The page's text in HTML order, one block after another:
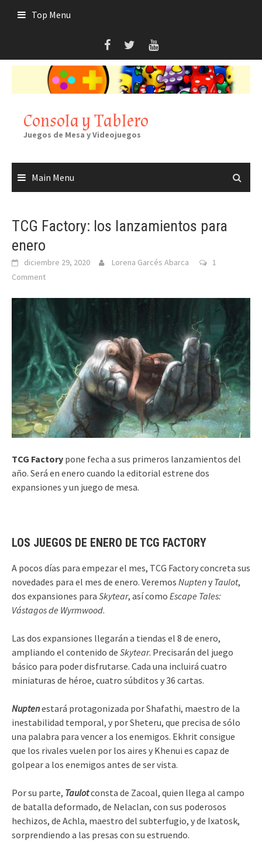
Top Menu
Consola y Tablero
Juegos de Mesa y Videojuegos
Main Menu
TCG Factory: los lanzamientos para
enero
diciembre 29, 2020 Lorena Garcés Abarca
1
Comment
TCG Factory pone fecha a sus primeros lanzamientos del
año. Será en enero cuando la editorial estrene dos
expansiones y un juego de mesa.
LOS JUEGOS DE ENERO DE TCG FACTORY
A pocos días para empezar el mes, TCG Factory concreta sus
novedades para el mes de enero. Veremos Nupteny Taulot,
dos expansiones para Skytear, así como Escape Tales:
Vástagos de Wyrmwood.
Las dos expansiones llegarán a tiendas el 8 de enero,
ampliando el contenido de Skytear. Precisarán del juego
básico para poder disfrutarse. Cada una incluirá cuatro
miniaturas de héroe, cuatro súbditos y 36 cartas.
Nuptenestará protagonizada por Shafathi, maestro de la
inestabilidad temporal, y por Sheteru, que precisa de sólo
una palabra para vencer a los enemigos. Ekhrit consigue
que los rivales vuelen por los aires y Khenui es capaz de
golpear a los enemigos antes de ser vista.
Por su parte, Taulotconsta de Zacoal, quien llega al campo
de batalla deformado, de Nelaclan, con sus poderosos
hechizos, de Achla, maestro del subterfugio, y de Ixatosk,
sorprendiendo a las presas con su estruendo.